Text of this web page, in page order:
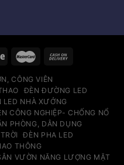
CÔNG VIÊN
ĐÈN ĐƯỜNG LED
LED NHÀ XƯỞNG
CÔNG NGHIỆP- CHỐNG NỔ
PHÒNG, DÂN DỤNG
ĐÈN PHA LED
THÔNG
VƯỜN NĂNG LƯỢNG MẶT